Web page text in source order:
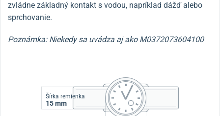
zvládne základný kontakt s vodou, napríklad dážď alebo
sprchovanie.
Poznámka: Niekedy sa uvádza aj ako M0372073604100
Šírka remienka
15 mm